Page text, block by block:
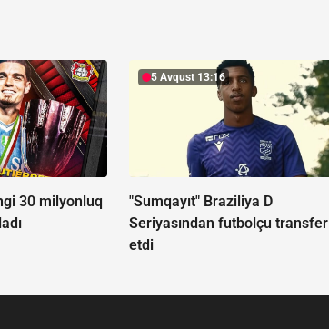
30 milyonluq
5 Avqust 13:16
"Sumqayıt" Braziliya D
Seriyasından futbolçu transfer
etdi